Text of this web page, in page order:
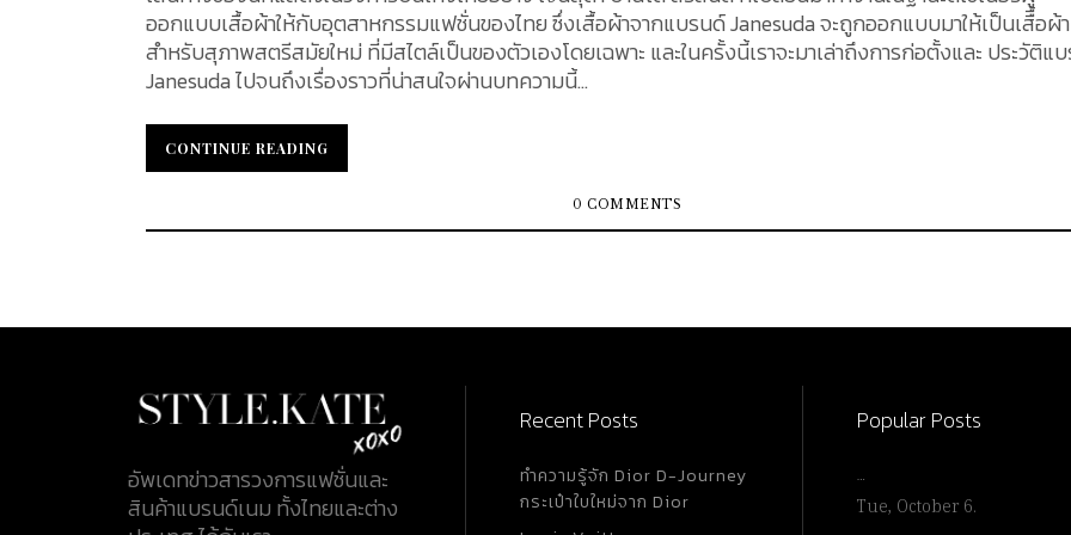
ออกแบบเสื้อผ้าให้กับอุตสาหกรรมแฟชั่นของไทย ซึ่งเสื้อผ้าจากแบรนด์ Janesuda จะถูกออกแบบมาให้เป็นเสืื้อผ้า
สำหรับสุภาพสตรีสมัยใหม่ ที่มีสไตล์เป็นของตัวเองโดยเฉพาะ และในครั้งนี้เราจะมาเล่าถึงการก่อตั้งและ ประวัติแ
Janesuda ไปจนถึงเรื่องราวที่น่าสนใจผ่านบทความนี้...
CONTINUE READING
CONTINUE READING
0 COMMENTS
อัพเดทข่าวสารวงการแฟชั่นและ
สินค้าแบรนด์เนม ทั้งไทยและต่าง
Recent Posts
ทำความรู้จัก Dior D-Journey
กระเป๋าใบใหม่จาก Dior
Popular Posts
…
Tue, October 6.